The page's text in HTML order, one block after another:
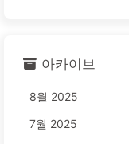
아카이브
8월 2025
7월 2025